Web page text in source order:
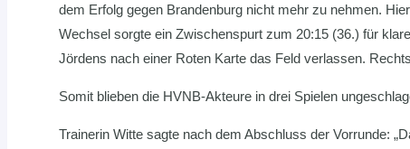
dem Erfolg gegen Brandenburg nicht mehr zu nehmen.
Wechsel sorgte ein Zwischenspurt zum 20:15 (36.) für
Jördens nach einer Roten Karte das Feld verlassen.
Somit blieben die HVNB-Akteure in drei Spielen
Trainerin Witte sagte nach dem Abschluss der Vorrunde: